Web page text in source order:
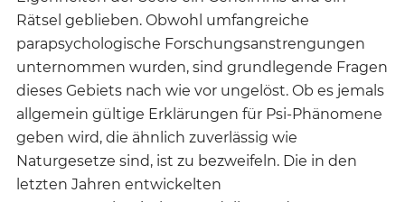
Rätsel geblieben. Obwohl umfangreiche
parapsychologische Forschungsanstrengungen
unternommen wurden, sind grundlegende Fragen
dieses Gebiets nach wie vor ungelöst. Ob es jemals
allgemein gültige Erklärungen für Psi-Phänomene
geben wird, die ähnlich zuverlässig wie
Naturgesetze sind, ist zu bezweifeln. Die in den
letzten Jahren entwickelten